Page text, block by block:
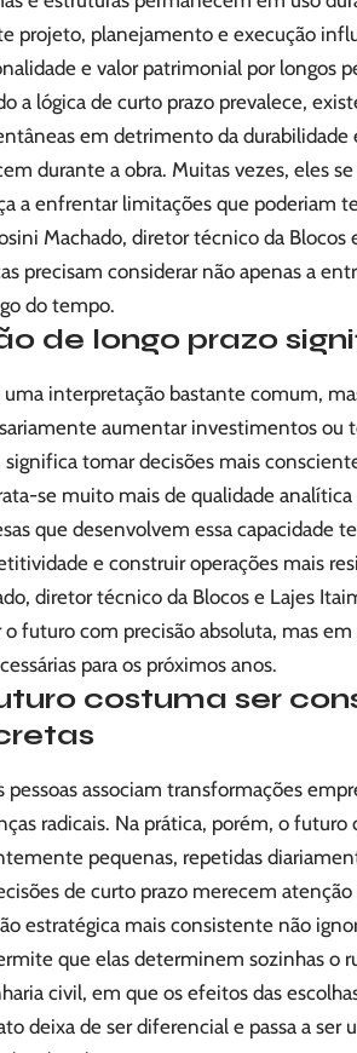
projeto, planejamento e execução
e valor patrimonial por longos
a lógica de curto prazo prevalece,
em detrimento da
durante a obra. Muitas vezes, eles
a enfrentar limitações que poderiam
Machado, diretor técnico da
precisam considerar não apenas a
do tempo.
de longo prazo
uma interpretação bastante comum,
aumentar investimentos ou
significa tomar decisões mais
se muito mais de qualidade
que desenvolvem essa capacidade
e construir operações mais
diretor técnico da Blocos e Lajes
o futuro com precisão absoluta, mas
para os próximos anos.
costuma ser
pessoas associam transformações
radicais. Na prática, porém, o
pequenas, repetidas
de curto prazo merecem atenção
estratégica mais consistente não
que elas determinem sozinhas o
civil, em que os efeitos das
deixa de ser diferencial e passa a ser